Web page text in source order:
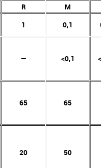
R
M
1 0,1
— <0,1
65 65
20 50